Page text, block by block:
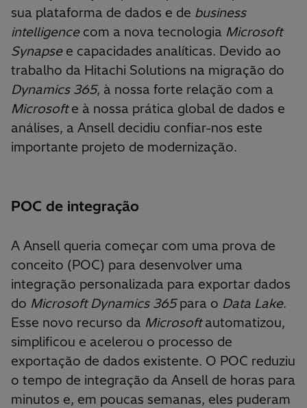
sua plataforma de dados e de business
intelligencecom a nova tecnologia Microsoft
Synapsee capacidades analíticas. Devido ao
trabalho da Hitachi Solutions na migração do
Dynamics 365, à nossa forte relação com a
Microsofte à nossa prática global de dados e
análises, a Ansell decidiu confiar-nos este
importante projeto de modernização.
POC de integração
A Ansell queria começar com uma prova de
conceito (POC) para desenvolver uma
integração personalizada para exportar dados
do Microsoft Dynamics 365para o Data Lake.
Esse novo recurso da Microsoftautomatizou,
simplificou e acelerou o processo de
exportação de dados existente. O POC reduziu
o tempo de integração da Ansell de horas para
minutos e, em poucas semanas, eles puderam